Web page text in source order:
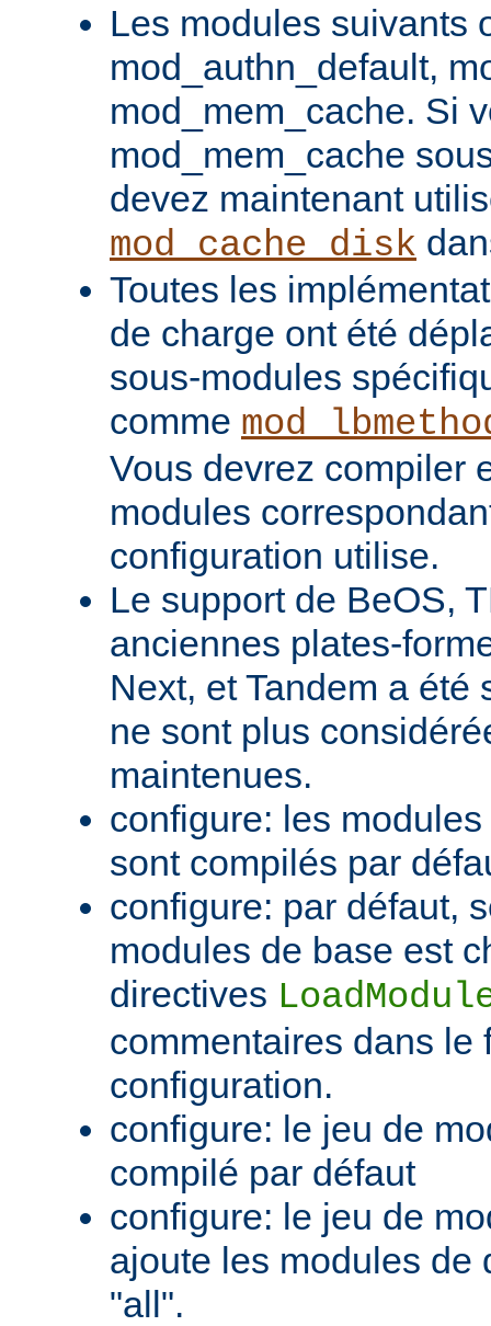
Les modules suivants
mod_authn_default,
mod_mem_cache. Si
mod_mem_cache
devez maintenant
mod_cache_disk
Toutes les
de charge ont été
sous-modules
comme
Vous devrez compiler
modules
configuration utilise.
Le support de BeOS,
anciennes plates-
Next, et Tandem a été
ne sont plus
maintenues.
configure: les
sont compilés par
configure: par défaut,
modules de base est
directives
commentaires dans le
configuration.
configure: le jeu de
compilé par défaut
configure: le jeu de
ajoute les modules de
"all".